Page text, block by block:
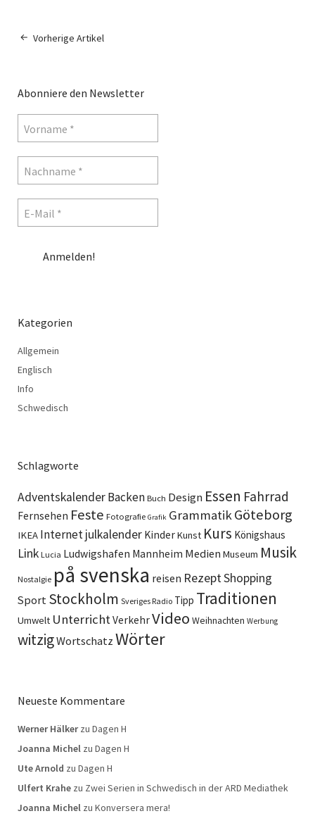
Vorherige Artikel
Abonniere den Newsletter
Kategorien
Allgemein
Englisch
Info
Schwedisch
Schlagworte
AdventskalenderBacken Buch Design Essen Fahrrad
Fernsehen Feste Fotografie Grafik GrammatikGöteborg
IKEA Internetjulkalender KinderKunst Kurs Königshaus
Link Lucia Ludwigshafen Mannheim Medien Museum Musik
Nostalgie på svenska reisen RezeptShopping
Sport Stockholm Sveriges Radio Tipp Traditionen
Umwelt UnterrichtVerkehrVideo Weihnachten Werbung
witzigWortschatz Wörter
Neueste Kommentare
Werner Hälkerzu Dagen H
Joanna Michel zu Dagen H
Ute Arnold zu Dagen H
Ulfert Krahe zu Zwei Serien in Schwedisch in der ARD Mediathek
Joanna Michel zu Konversera mera!